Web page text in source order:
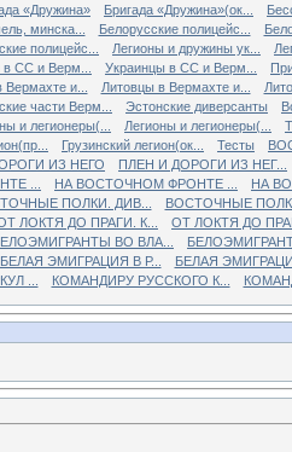
«Дружина» Бригада «Дружина»(ок...
минска... Белорусские полицейс...
полицейс... Легионы и дружины ук...
СС и Верм... Украинцы в СС и Верм...
и... Литовцы в Вермахте и...
части Верм... Эстонские диверсанты
и легионеры(... Легионы и легионеры(...
Грузинский легион(ок... Тесты
ИЗ НЕГО
ПЛЕН И ДОРОГИ ИЗ НЕГ...
...
НА ВОСТОЧНОМ ФРОНТЕ ...
НА
ПОЛКИ. ДИВ...
ВОСТОЧНЫЕ
ЛОКТЯ ДО ПРАГИ. К...
ОТ ЛОКТЯ ДО
ВО ВЛА...
БЕЛАЯ ЭМИГРАЦИЯ В Р...
БЕЛАЯ
...
КОМАНДИРУ РУССКОГО К...